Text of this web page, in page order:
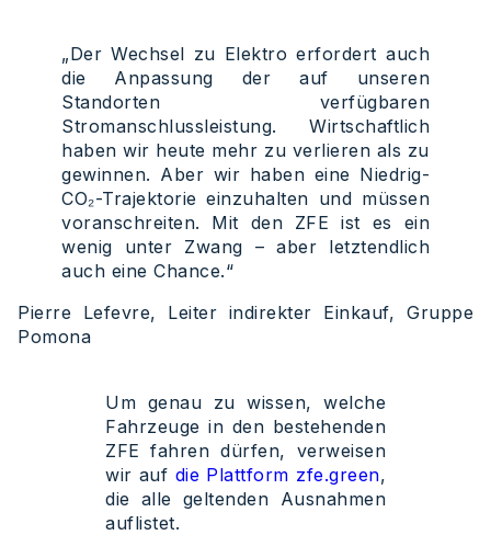
„Der Wechsel zu Elektro erfordert auch
die Anpassung der auf unseren
Standorten verfügbaren
Stromanschlussleistung. Wirtschaftlich
haben wir heute mehr zu verlieren als zu
gewinnen. Aber wir haben eine Niedrig-
CO₂-Trajektorie einzuhalten und müssen
voranschreiten. Mit den ZFE ist es ein
wenig unter Zwang – aber letztendlich
auch eine Chance.“
Pierre Lefevre, Leiter indirekter Einkauf, Gruppe
Pomona
Um genau zu wissen, welche
Fahrzeuge in den bestehenden
ZFE fahren dürfen, verweisen
wir auf die Plattform zfe.green,
die alle geltenden Ausnahmen
auflistet.